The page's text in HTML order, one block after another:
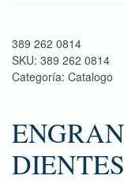
389 262 0814
SKU: 389 262 0814
Categoría: Catalogo